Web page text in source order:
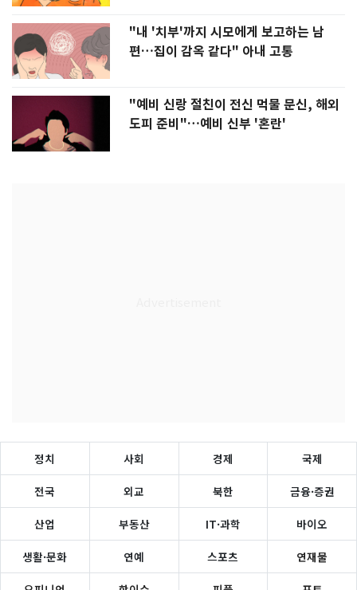
"내 '치부'까지 시모에게 보고하는 남
편…집이 감옥 같다" 아내 고통
"예비 신랑 절친이 전신 먹물 문신, 해외
도피 준비"…예비 신부 '혼란'
정치 사회 경제 국제
전국 외교 북한 금융·증권
산업 부동산 IT·과학 바이오
생활·문화 연예 스포츠 연재물